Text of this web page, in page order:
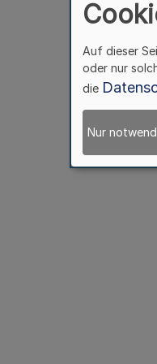
Auf dieser
oder nur
die
Nur